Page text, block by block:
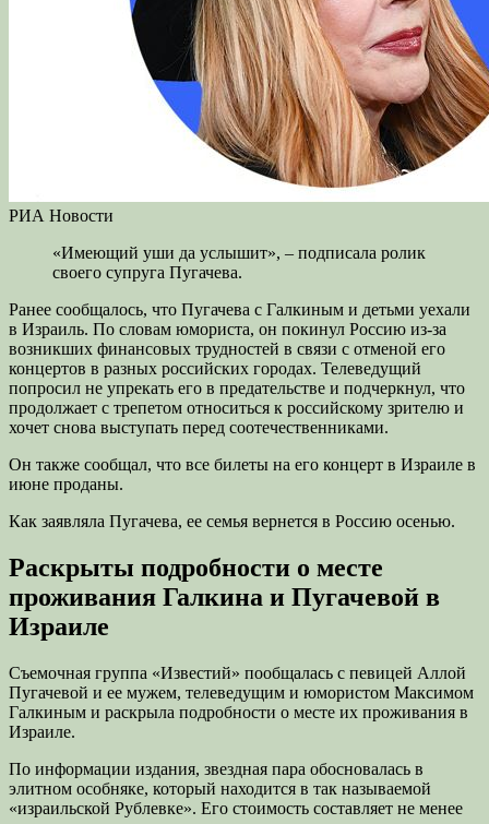
РИА Новости
«Имеющий уши да услышит», – подписала ролик
своего супруга Пугачева.
Ранее сообщалось, что Пугачева с Галкиным и детьми уехали
в Израиль. По словам юмориста, он покинул Россию из-за
возникших финансовых трудностей в связи с отменой его
концертов в разных российских городах. Телеведущий
попросил не упрекать его в предательстве и подчеркнул, что
продолжает с трепетом относиться к российскому зрителю и
хочет снова выступать перед соотечественниками.
Он также сообщал, что все билеты на его концерт в Израиле в
июне проданы.
Как заявляла Пугачева, ее семья вернется в Россию осенью.
Раскрыты подробности о месте
проживания Галкина и Пугачевой в
Израиле
Съемочная группа «Известий» пообщалась с певицей Аллой
Пугачевой и ее мужем, телеведущим и юмористом Максимом
Галкиным и раскрыла подробности о месте их проживания в
Израиле.
По информации издания, звездная пара обосновалась в
элитном особняке, который находится в так называемой
«израильской Рублевке». Его стоимость составляет не менее